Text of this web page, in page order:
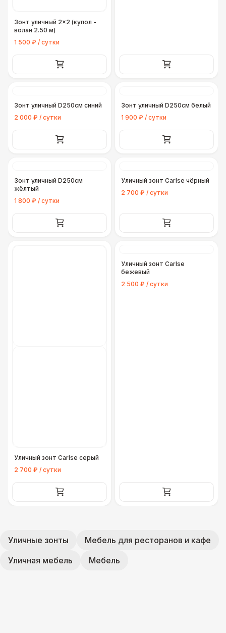
Зонт уличный 2×2 (купол -
волан 2.50 м)
1 500 ₽ / сутки
Зонт уличный D250см синий
2 000 ₽ / сутки
Зонт уличный D250см белый
1 900 ₽ / сутки
Зонт уличный D250см
жёлтый
1 800 ₽ / сутки
Уличный зонт Carlse чёрный
2 700 ₽ / сутки
Уличный зонт Carlse серый
2 700 ₽ / сутки
Уличный зонт Carlse
бежевый
2 500 ₽ / сутки
Уличные зонты
Мебель для ресторанов и кафе
Уличная мебель
Мебель